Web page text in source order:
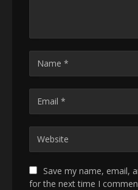
Save my name, email,
for the next time I